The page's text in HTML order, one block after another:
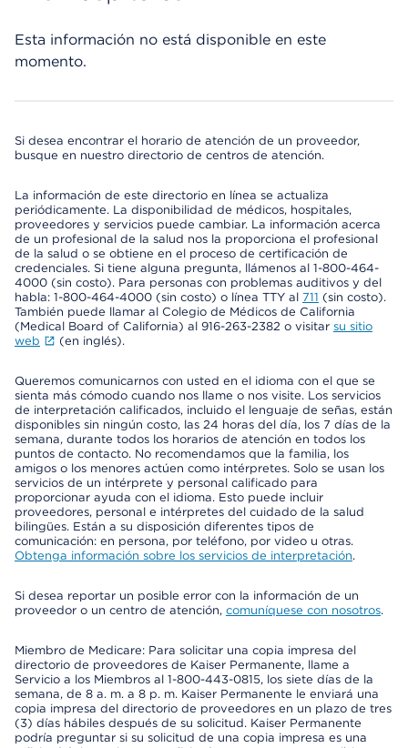
Esta información no está disponible en este
momento.
Si desea encontrar el horario de atención de un proveedor,
busque en nuestro directorio de centros de atención.
La información de este directorio en línea se actualiza
periódicamente. La disponibilidad de médicos, hospitales,
proveedores y servicios puede cambiar. La información acerca
de un profesional de la salud nos la proporciona el profesional
de la salud o se obtiene en el proceso de certificación de
credenciales. Si tiene alguna pregunta, llámenos al 1-800-464-
4000 (sin costo). Para personas con problemas auditivos y del
habla: 1-800-464-4000 (sin costo) o línea TTY al 711 (sin costo).
También puede llamar al Colegio de Médicos de California
(Medical Board of California) al 916-263-2382 o visitar su sitio
web
(en inglés).
Queremos comunicarnos con usted en el idioma con el que se
sienta más cómodo cuando nos llame o nos visite. Los servicios
de interpretación calificados, incluido el lenguaje de señas, están
disponibles sin ningún costo, las 24 horas del día, los 7 días de la
semana, durante todos los horarios de atención en todos los
puntos de contacto. No recomendamos que la familia, los
amigos o los menores actúen como intérpretes. Solo se usan los
servicios de un intérprete y personal calificado para
proporcionar ayuda con el idioma. Esto puede incluir
proveedores, personal e intérpretes del cuidado de la salud
bilingües. Están a su disposición diferentes tipos de
comunicación: en persona, por teléfono, por video u otras.
Obtenga información sobre los servicios de interpretación.
Si desea reportar un posible error con la información de un
proveedor o un centro de atención, comuníquese con nosotros.
Miembro de Medicare: Para solicitar una copia impresa del
directorio de proveedores de Kaiser Permanente, llame a
Servicio a los Miembros al 1-800-443-0815, los siete días de la
semana, de 8 a. m. a 8 p. m. Kaiser Permanente le enviará una
copia impresa del directorio de proveedores en un plazo de tres
(3) días hábiles después de su solicitud. Kaiser Permanente
podría preguntar si su solicitud de una copia impresa es una